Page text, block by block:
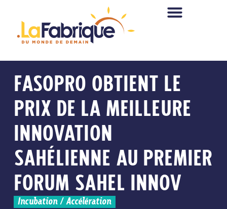
FASOPRO OBTIENT LE
PRIX DE LA MEILLEURE
INNOVATION
SAHÉLIENNE AU PREMIER
FORUM SAHEL INNOV
Incubation / Accélération